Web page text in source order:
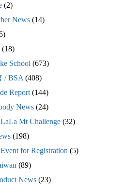
(2)
News(14)
(18)
School (673)
/ BSA (408)
Report(144)
News(24)
Mt Challenge(32)
(198)
for Registration (5)
(89)
News(23)